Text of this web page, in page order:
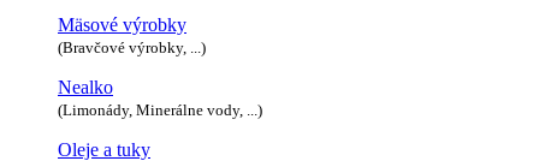
Mäsové výrobky
(Bravčové výrobky, ...)
Nealko
(Limonády, Minerálne vody, ...)
Oleje a tuky